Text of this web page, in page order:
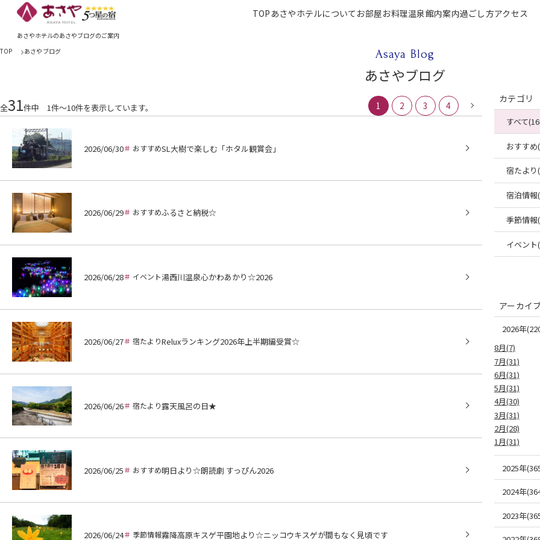
TOP あさやホテルについて お部屋お料理温泉館内案内過ごし方アクセス
あさやホテルのあさやブログのご案内
TOP あさやブログ Asaya Blog
あさやブログ
全31件中 1件～10件を表示しています。 1 2 3 4
2026/06/30 おすすめSL大樹で楽しむ「ホタル観賞会」
2026/06/29 おすすめふるさと納税☆
2026/06/28 イベント湯西川温泉心かわあかり☆2026
2026/06/27 宿たよりReluxランキング2026年上半期編受賞☆
2026/06/26 宿たより露天風呂の日★
2026/06/25 おすすめ明日より☆朗読劇 すっぴん2026
2026/06/24 季節情報霧降高原キスゲ平園地より☆ニッコウキスゲが間もなく見頃です
カテゴリ
すべて
おすすめ
宿たより
宿泊情報
季節情報
イベント
アーカイ
2026年
8月(7)
7月(31)
6月(31)
5月(31)
4月(30)
3月(31)
2月(28)
1月(31)
2025年
2024年
2023年